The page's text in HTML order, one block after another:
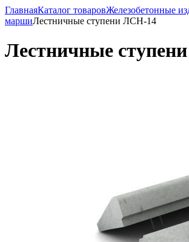
ГлавнаяКаталог товаровЖелезобетонные
маршиЛестничные ступени ЛСН-14
Лестничные